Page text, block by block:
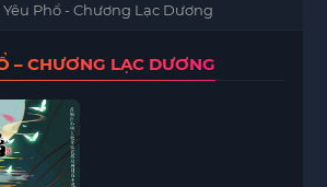
Yêu Phổ - Chương Lạc Dương
– CHƯƠNG LẠC DƯƠNG